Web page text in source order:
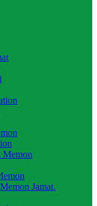
Memon
Jamat.